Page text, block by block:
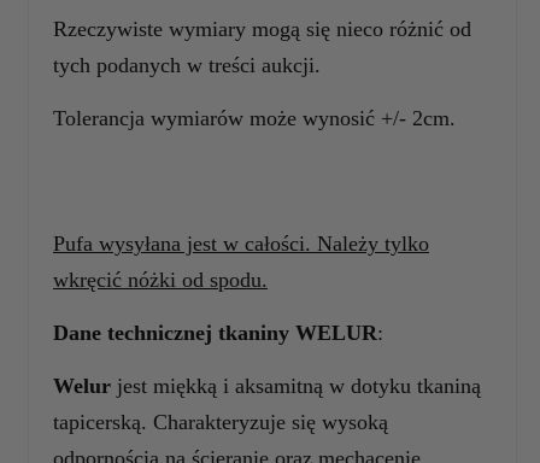
Rzeczywiste wymiary mogą się nieco różnić od
tych podanych w treści aukcji.
Tolerancja wymiarów może wynosić +/- 2cm.
Pufa wysyłana jest w całości. Należy tylko
wkręcić nóżki od spodu.
Dane technicznej tkaniny WELUR:
Welur jest miękką i aksamitną w dotyku tkaniną
tapicerską. Charakteryzuje się wysoką
odpornością na ścieranie oraz mechacenie.